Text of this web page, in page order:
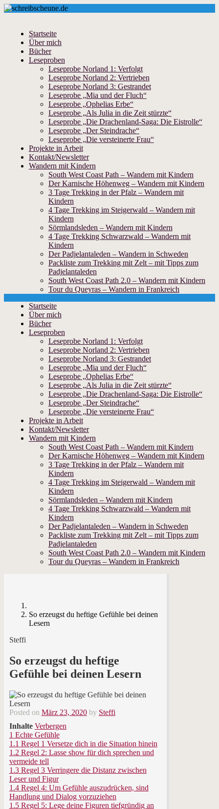
Startseite
Über mich
Bücher
Leseproben
Leseprobe Norland 1: Verfolgt
Leseprobe Norland 2: Vertrieben
Leseprobe Norland 3: Gestrandet
Leseprobe „Mia und der Fluch“
Leseprobe „Ophelias Erbe“
Leseprobe „Als Julia in die Zeit stürzte“
Leseprobe „Die Drachenland-Saga: Die Eistrolle“
Leseprobe „Der Steindrache“
Leseprobe „Die versteinerte Frau“
Projekte in Arbeit
Kontakt/Newsletter
Wandern mit Kindern
South West Coast Path – Wandern mit Kindern
Der Karnische Höhenweg – Wandern mit Kindern
3 Tage Trekking in der Pfalz – Wandern mit
Kindern
4 Tage Trekking im Steigerwald – Wandern mit
Kindern
Sörmlandsleden – Wandern mit Kindern
4 Tage Trekking Schwarzwald – Wandern mit
Kindern
Der Padjelantaleden – Wandern in Schweden
Packliste zum Trekking mit Zelt – mit Tipps zum
Padjelantaleden
South West Coast Path 2.0 – Wandern mit Kindern
Tour du Queyras – Wandern in Frankreich
Skip
content
Startseite
Über mich
Bücher
Leseproben
Leseprobe Norland 1: Verfolgt
Leseprobe Norland 2: Vertrieben
Leseprobe Norland 3: Gestrandet
Leseprobe „Mia und der Fluch“
Leseprobe „Ophelias Erbe“
Leseprobe „Als Julia in die Zeit stürzte“
Leseprobe „Die Drachenland-Saga: Die Eistrolle“
Leseprobe „Der Steindrache“
Leseprobe „Die versteinerte Frau“
Projekte in Arbeit
Kontakt/Newsletter
Wandern mit Kindern
South West Coast Path – Wandern mit Kindern
Der Karnische Höhenweg – Wandern mit Kindern
3 Tage Trekking in der Pfalz – Wandern mit
Kindern
4 Tage Trekking im Steigerwald – Wandern mit
Kindern
Sörmlandsleden – Wandern mit Kindern
4 Tage Trekking Schwarzwald – Wandern mit
Kindern
Der Padjelantaleden – Wandern in Schweden
Packliste zum Trekking mit Zelt – mit Tipps zum
Padjelantaleden
South West Coast Path 2.0 – Wandern mit Kindern
Tour du Queyras – Wandern in Frankreich
So erzeugst du heftige Gefühle bei deinen
Lesern
Steffi
So erzeugst du heftige
Gefühle bei deinen Lesern
Posted on März 23, 2020by Steffi
Inhalte Verbergen
1 Echte Gefühle
1.1 Regel 1 Versetze dich in die Situation hinein
1.2 Regel 2: Lasse show für dich sprechen und
vermeide tell
1.3 Regel 3 Verringere die Distanz zwischen
Leser und Figur
1.4 Regel 4: Um Gefühle auszudrücken, sind
Handlung und Dialog vorzuziehen
1.5 Regel 5: Lege deine Figuren tiefgründig an